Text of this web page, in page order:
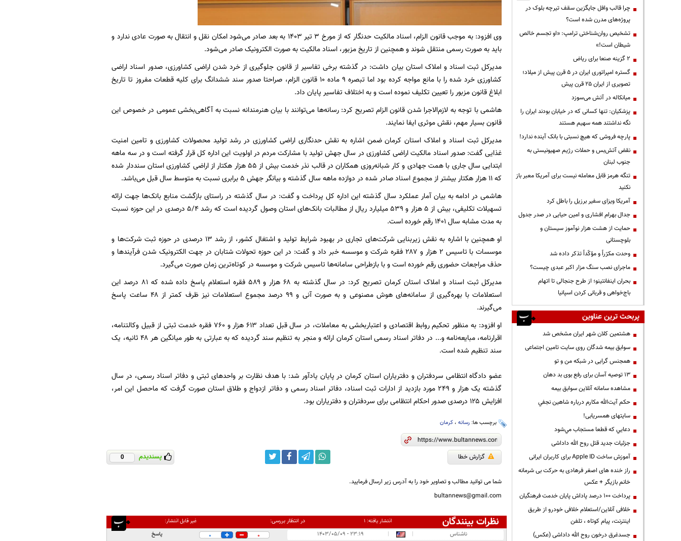
وی افزود: به موجب قانون الزام، اسناد مالکیت حدنگار که از مورخ ۳ تیر ۱۴۰۳ به بعد صادر می‌شود امکان نقل و انتقال به صورت عادی ندارد و
باید به صورت رسمی منتقل شوند و همچنین از تاریخ مزبور، اسناد مالکیت به صورت الکترونیک صادر می‌شود.
مدیرکل ثبت اسناد و املاک استان بیان داشت: در گذشته برخی تفاسیر از قانون جلوگیری از خرد شدن اراضی کشاورزی، صدور اسناد اراضی
کشاورزی خرد شده را با مانع مواجه کرده بود اما تبصره ۹ ماده ۱۰ قانون الزام، صراحتا صدور سند ششدانگ برای کلیه قطعات مفروز تا تاریخ
ابلاغ قانون مزبور را تعیین تکلیف نموده است و به اختلاف تفاسیر پایان داد.
هاشمی با توجه به لازم‌الاجرا شدن قانون الزام تصریح کرد: رسانه‌ها می‌توانند با بیان هنرمندانه نسبت به آگاهی‌بخشی عمومی در خصوص این
قانون بسیار مهم، نقش موثری ایفا نمایند.
مدیرکل ثبت اسناد و املاک استان کرمان ضمن اشاره به نقش حدنگاری اراضی کشاورزی در رشد تولید محصولات کشاورزی و تامین امنیت
غذایی گفت: صدور اسناد مالکیت اراضی کشاورزی در سال جهش تولید با مشارکت مردم در اولویت این اداره کل قرار گرفته است و در سه ماهه
ابتدایی سال جاری با همت جهادی و کار شبانه‌روزی همکاران در قالب نذر خدمت بیش از ۵۵ هزار هکتار از اراضی کشاورزی استان سنددار شده
که ۱۱ هزار هکتار بیشتر از مجموع اسناد صادر شده در دوازده ماهه سال گذشته و بیانگر جهش ۵ برابری نسبت به متوسط سال قبل می‌باشد.
هاشمی در ادامه به بیان آمار عملکرد سال گذشته این اداره کل پرداخت و گفت: در سال گذشته در راستای بازگشت منابع بانک‌ها جهت ارائه
تسهیلات تکلیفی، بیش از ۵ هزار و ۵۳۹ میلیارد ریال از مطالبات بانک‌های استان وصول گردیده است که رشد ۵/۴ درصدی در این حوزه نسبت
به مدت مشابه سال ۱۴۰۱ رقم خورده است.
او همچنین با اشاره به نقش زیربنایی شرکت‌های تجاری در بهبود شرایط تولید و اشتغال کشور، از رشد ۱۳ درصدی در حوزه ثبت شرکت‌ها و
موسسات با تاسیس ۲ هزار و ۲۸۷ فقره شرکت و موسسه خبر داد و گفت: در این حوزه تحولات شتابان در جهت الکترونیک شدن فرآیندها و
حذف مراجعات حضوری رقم خورده است و با بازطراحی سامانه‌ها تاسیس شرکت و موسسه در کوتاه‌ترین زمان صورت می‌گیرد.
مدیرکل ثبت اسناد و املاک استان کرمان تصریح کرد: در سال گذشته به ۶۸ هزار و ۵۸۹ فقره استعلام پاسخ داده شده که ۸۱ درصد این
استعلامات با بهره‌گیری از سامانه‌های هوش مصنوعی و به صورت آنی و ۹۹ درصد مجموع استعلامات نیز ظرف کمتر از ۴۸ ساعت پاسخ
می‌گیرند.
او افزود: به منظور تحکیم روابط اقتصادی و اعتباربخشی به معاملات، در سال قبل تعداد ۶۱۳ هزار و ۷۶۰ فقره خدمت ثبتی از قبیل وکالتنامه،
اقرارنامه، مبایعه‌نامه و... در دفاتر اسناد رسمی استان کرمان ارائه و منجر به تنظیم سند گردیده که به عبارتی به طور میانگین هر ۴۸ ثانیه، یک
سند تنظیم شده است.
عضو دادگاه انتظامی سردفتران و دفتریاران استان کرمان در پایان یادآور شد: با هدف نظارت بر واحدهای ثبتی و دفاتر اسناد رسمی، در سال
گذشته یک هزار و ۲۴۹ مورد بازدید از ادارات ثبت اسناد، دفاتر اسناد رسمی و دفاتر ازدواج و طلاق استان صورت گرفت که ماحصل این امر،
افزایش ۱۲۵ درصدی صدور احکام انتظامی برای سردفتران و دفتریاران بود.
برچسب ها: رسانه، کرمان
گزارش خطا پسندیدم 0
شما می توانید مطالب و تصاویر خود را به آدرس زیر ارسال فرمایید.
bultannews@gmail.com
نظرات بینندگان انتشار یافته:۱ در انتظار بررسی: غیر قابل انتشار:
ناشناس |
| ۲۳:۱۹ - ۱۴۰۳/۰۵/۰۹ 0
0 پاسخ
چرا قالب وافل جایگزین سقف تیرچه بلوک در
پروژه‌های مدرن شده است؟
تشخیص روان‌شناختی ترامپ: «او تجسم خالص
شیطان است!»
۲ گزینه صنعا برای ریاض
گستره امپراتوری ایران در ۵ قرن پیش از میلاد؛
تصویری از ایران ۲۵ قرن پیش
میانکاله در آتش می‌سوزد
پزشکیان: تنها کسانی که در خیابان بودند ایران را
نگه نداشتند همه سهیم هستند
پارچه فروشی که هیچ نسبتی با بانک آینده ندارد!
نقض آتش‌بس و حملات رژیم صهیونیستی به
جنوب لبنان
تنگه هرمز قابل معامله نیست برای آمریکا معبر باز
نکنید
آمریکا ویزای سفیر برزیل را باطل کرد
جدال بهرام افشاری و امین حیایی در صدر جدول
حمایت از هشت هزار نوآموز سیستان و
بلوچستانی
وحدت مکرّراً و مؤکّداً تذکر داده شد
ماجرای نصب سنگ مزار اکبر عبدی چیست؟
بحران اینفانتینو؛ از طرح جنجالی تا اتهام
باج‌خواهی و قربانی کردن اسپانیا
پربحث ترین عناوین
هشتمین کلان شهر ایران مشخص شد
سوابق بیمه شدگان روی سایت تامین اجتماعی
همجنس گرایی در شبکه من و تو
13 توصیه آسان برای رفع بوی بد دهان
مشاهده سامانه آنلاين سوابق بیمه
حكم آيت‌الله مكارم درباره شاهين نجفي
سایتهای همسریابی!
دعايي كه قطعا مستجاب مي‌شود
جزئیات جدید قتل روح الله داداشی
آموزش ساخت Apple ID برای کاربران ایرانی
راز خنده های اصغر فرهادی به حرکت بی شرمانه
خانم بازیگر + عکس
پرداخت ۱۰۰ درصد پاداش پایان خدمت فرهنگیان
خلافی آنلاین/استعلام خلافی خودرو از طریق
اینترنت، پیام کوتاه ، تلفن
جسدغرق درخون روح الله داداشی (عکس)